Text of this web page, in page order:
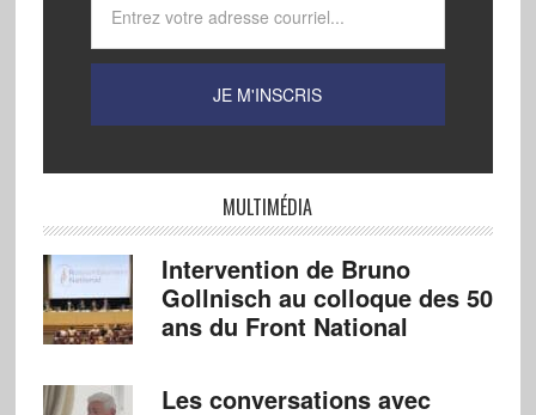
MULTIMÉDIA
Intervention de Bruno
Gollnisch au colloque des 50
ans du Front National
Les conversations avec